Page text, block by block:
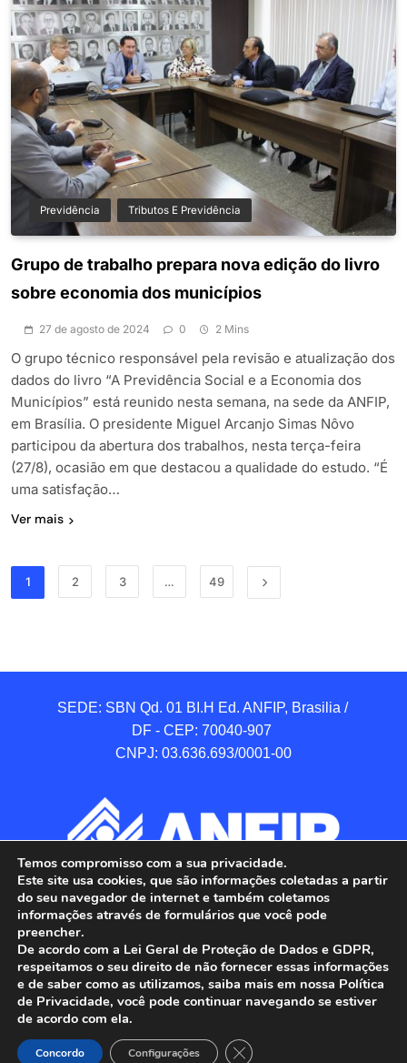
Previdência Tributos E Previdência
Grupo de trabalho prepara nova edição do livro
sobre economia dos municípios
27 de agosto de 2024 0 2 Mins
O grupo técnico responsável pela revisão e atualização dos
dados do livro “A Previdência Social e a Economia dos
Municípios” está reunido nesta semana, na sede da ANFIP,
em Brasília. O presidente Miguel Arcanjo Simas Nôvo
participou da abertura dos trabalhos, nesta terça-feira
(27/8), ocasião em que destacou a qualidade do estudo. “É
uma satisfação…
Ver mais
1 2 3 … 49
SEDE: SBN Qd. 01 BI.H Ed. ANFIP, Brasilia /
DF - CEP: 70040-907
CNPJ: 03.636.693/0001-00
ANFIP - Associação Nacional dos Auditores
Fiscais da Receita Federal do Brasil.
Todos os Direitos Reservados.
Temos compromisso com a sua privacidade.
Este site usa cookies, que são informações coletadas a partir
do seu navegador de internet e também coletamos
informações através de formulários que você pode
preencher.
De acordo com a Lei Geral de Proteção de Dados e GDPR,
respeitamos o seu direito de não fornecer essas informações
e de saber como as utilizamos, saiba mais em nossa Política
de Privacidade, você pode continuar navegando se estiver
de acordo com ela.
Concordo Configurações Close GDPR Cookie Banner